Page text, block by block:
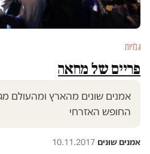
גלריות
פריים של מחאה
אמנים שונים מהארץ ומהעולם
החופש האזרחי
אמנים שונים·
10.11.2017